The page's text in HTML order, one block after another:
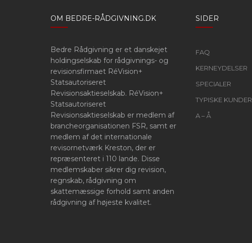
OM BEDRE-RÅDGIVNING.DK
Bedre Rådgivning er et danskejet
holdingselskab for rådgivnings- og
revisionsfirmaet RéVision+
Statsautoriseret
Revisionsaktieselskab. RéVision+
Statsautoriseret
Revisionsaktieselskab er medlem af
brancheorganisationen FSR, samt er
medlem af det internationale
revisornetværk Kreston, der er
repræsenteret i 110 lande. Disse
medlemskaber sikrer dig revision,
regnskab, rådgivning om
skattemæssige forhold samt anden
rådgivning af højeste kvalitet.
SIDER
FAQ
KERNEYDELSER
SPECIALER
TYPISKE KUNDER
A – Å